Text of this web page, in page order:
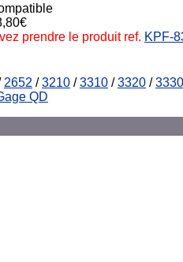
prendre le produit ref. KPF-
2652 /3210 /3310 /3320 /3330
QD